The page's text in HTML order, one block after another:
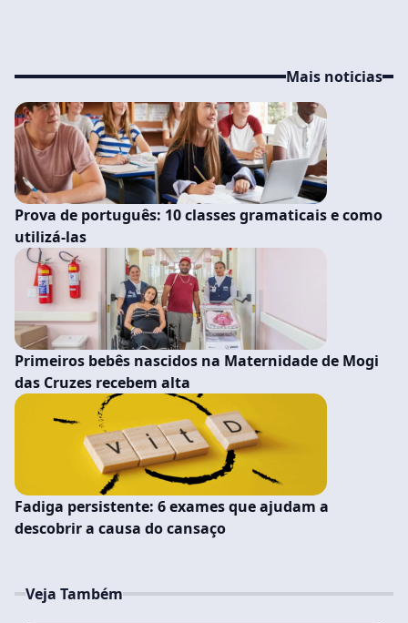
Mais noticias
Prova de português: 10 classes gramaticais e como
utilizá-las
Primeiros bebês nascidos na Maternidade de Mogi
das Cruzes recebem alta
Fadiga persistente: 6 exames que ajudam a
descobrir a causa do cansaço
Veja Também